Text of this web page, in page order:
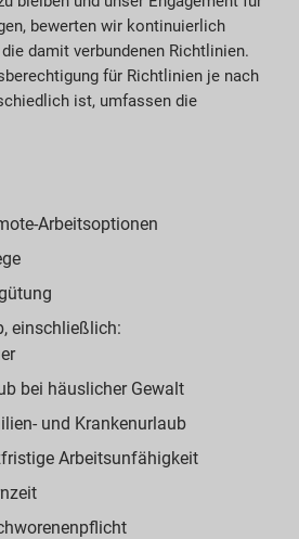
bewerten wir kontinuierlich
damit verbundenen Richtlinien.
für Richtlinien je nach
ist, umfassen die
Arbeitsoptionen
einschließlich:
bei häuslicher Gewalt
und Krankenurlaub
Arbeitsunfähigkeit